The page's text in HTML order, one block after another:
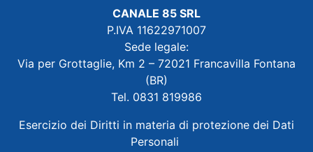
CANALE 85 SRL
P.IVA 11622971007
Sede legale:
Via per Grottaglie, Km 2 – 72021 Francavilla Fontana
(BR)
Tel. 0831 819986
Esercizio dei Diritti in materia di protezione dei Dati
Personali